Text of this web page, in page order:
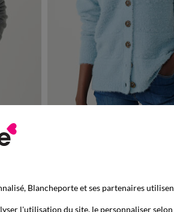
54
à partir de
€
Blancheporte et ses partenaires
l'utilisation du site, le personnaliser selon